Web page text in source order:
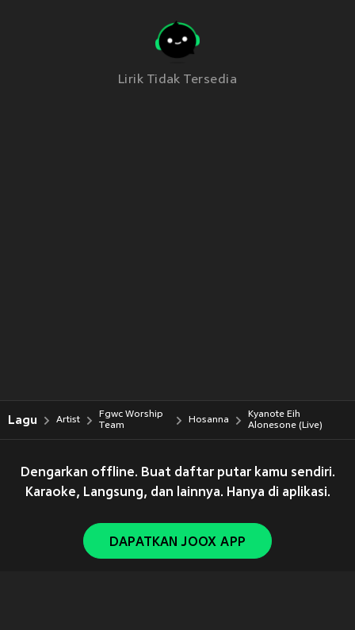
Lirik Tidak Tersedia
Lagu Artist
Fgwc Worship
Team
Hosanna
Kyanote Eih
Alonesone (Live)
Dengarkan offline. Buat daftar putar kamu sendiri.
Karaoke, Langsung, dan lainnya. Hanya di aplikasi.
DAPATKAN JOOX APP